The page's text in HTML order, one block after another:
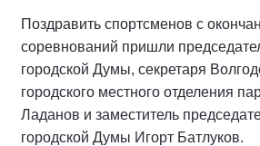
Поздравить спортсменов с
соревнований пришли
городской Думы, секретаря
городского местного отделения
Ладанов и заместитель
городской Думы Игорт Батлуков.